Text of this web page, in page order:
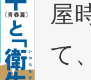
屋
て